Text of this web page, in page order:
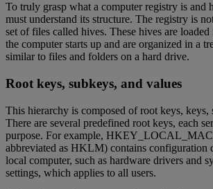
To truly grasp what a computer registry is and
must understand its structure. The registry is
set of files called hives. These hives are
the computer starts up and are organized in a
similar to files and folders on a hard drive.
Root keys, subkeys, and values
This hierarchy is composed of root keys, keys,
There are several predefined root keys, each
purpose. For example,
abbreviated as HKLM) contains configuration
local computer, such as hardware drivers and
settings, which applies to all users.